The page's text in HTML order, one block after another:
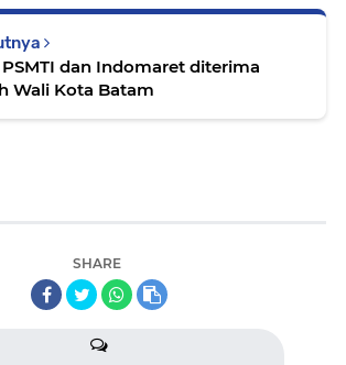
dan Indomaret diterima
Wali Kota Batam
SHARE